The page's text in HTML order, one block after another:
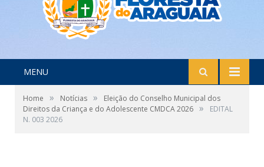
MENU
Home » Notícias »
Eleição do Conselho Municipal dos
Direitos da Criança e do Adolescente CMDCA 2026 »
EDITAL
N. 003 2026